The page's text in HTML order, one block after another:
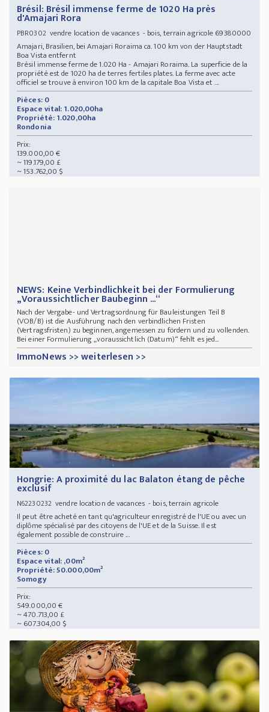
Brésil: Brésil immense ferme de 1020 Ha près
d'Amajari Rora
PBR0302vendre location de vacances - bois, terrain agricole 69380000
Amajari, Brasilien, bei Amajari Roraima ca. 100 km von der Hauptstadt
Boa Vista entfernt
Brésil immense ferme de 1.020 Ha - Amajari Roraima. La superficie de la
propriété est de 1020 ha de terres fertiles plates. La ferme avec acte
officiel se trouve à environ 100 km de la capitale Boa Vista et ...
Pièces: 0
Espace vital: 1.020,00ha
Propriété: 1.020,00ha
Rondonia
Prix:
139.000,00 €
~ 119.179,00 £
~ 153.762,00 $
NEWS: Keine Verbindlichkeit bei der Formulierung
„Voraussichtlicher Baubeginn ...“
Nach der Vergabe- und Vertragsordnung für Bauleistungen Teil B
(VOB/B) ist die Ausführung nach den verbindlichen Fristen
(Vertragsfristen) zu beginnen, angemessen zu fördern und zu vollenden.
Bei einer Formulierung „voraussichtlich (Datum)“ fehlt es jed...
ImmoNews >> weiterlesen >>
Hongrie: A proximité du lac Balaton étang de pêche
exclusif
N62230232vendre location de vacances - bois, terrain agricole
Il peut être acheté en tant qu'agriculteur enregistré de l'UE ou avec un
diplôme spécialisé par des citoyens de l'UE et de la Suisse. Il est
également possible de construire ...
Pièces: 0
Espace vital: ,00m²
Propriété: 50.000,00m²
Somogy
Prix:
549.000,00 €
~ 470.713,00 £
~ 607.304,00 $